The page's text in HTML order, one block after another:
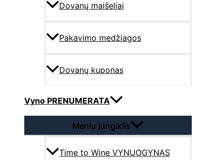
Dovanų maišeliai
Pakavimo medžiagos
Dovanų kuponas
Vyno PRENUMERATA
Meniu jungiklis
Time to Wine VYNUOGYNAS